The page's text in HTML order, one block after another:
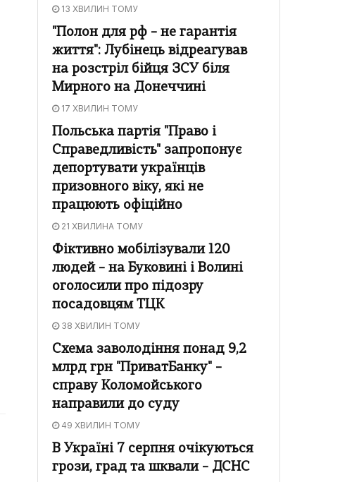
13 ХВИЛИН ТОМУ
"Полон для рф – не гарантія
життя": Лубінець відреагував
на розстріл бійця ЗСУ біля
Мирного на Донеччині
17 ХВИЛИН ТОМУ
Польська партія "Право і
Справедливість" запропонує
депортувати українців
призовного віку, які не
працюють офіційно
21 ХВИЛИНА ТОМУ
Фіктивно мобілізували 120
людей – на Буковині і Волині
оголосили про підозру
посадовцям ТЦК
38 ХВИЛИН ТОМУ
Схема заволодіння понад 9,2
млрд грн "ПриватБанку" –
справу Коломойського
направили до суду
49 ХВИЛИН ТОМУ
В Україні 7 серпня очікуються
грози, град та шквали – ДСНС